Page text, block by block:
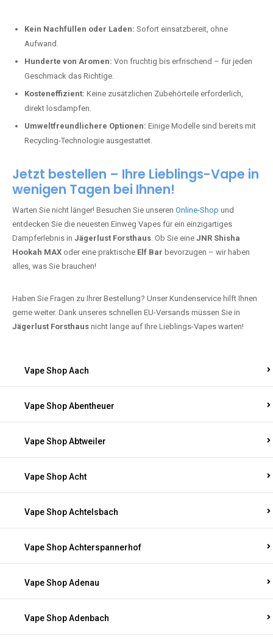
Kein Nachfüllen oder Laden: Sofort einsatzbereit, ohne
Aufwand.
Hunderte von Aromen: Von fruchtig bis erfrischend – für jeden
Geschmack das Richtige.
Kosteneffizient: Keine zusätzlichen Zubehörteile erforderlich,
direkt losdampfen.
Umweltfreundlichere Optionen: Einige Modelle sind bereits mit
Recycling-Technologie ausgestattet.
Jetzt bestellen – Ihre Lieblings-Vape in
wenigen Tagen bei Ihnen!
Warten Sie nicht länger! Besuchen Sie unseren Online-Shop und
entdecken Sie die neuesten Einweg Vapes für ein einzigartiges
Dampferlebnis in Jägerlust Forsthaus. Ob Sie eine JNR Shisha
Hookah MAX oder eine praktische Elf Bar bevorzugen – wir haben
alles, was Sie brauchen!
Haben Sie Fragen zu Ihrer Bestellung? Unser Kundenservice hilft Ihnen
gerne weiter. Dank unseres schnellen EU-Versands müssen Sie in
Jägerlust Forsthaus nicht lange auf Ihre Lieblings-Vapes warten!
Vape Shop Aach
Vape Shop Abentheuer
Vape Shop Abtweiler
Vape Shop Acht
Vape Shop Achtelsbach
Vape Shop Achterspannerhof
Vape Shop Adenau
Vape Shop Adenbach